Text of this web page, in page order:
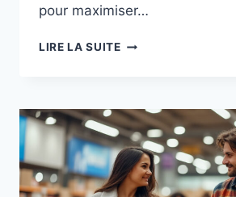
pour maximiser…
LIRE LA SUITEOPTIMISER
LE
BLACKFRIDAY
2024